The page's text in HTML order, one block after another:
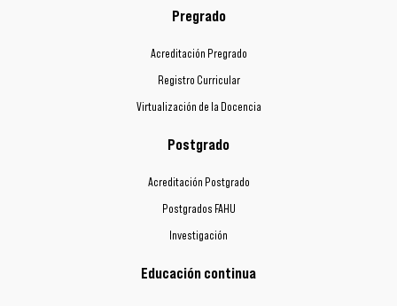
Pregrado
Acreditación Pregrado
Registro Curricular
Virtualización de la Docencia
Postgrado
Acreditación Postgrado
Postgrados FAHU
Investigación
Educación continua